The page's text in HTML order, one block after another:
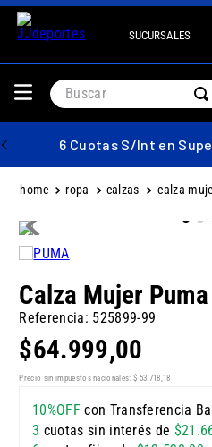
SUCURSALES
Buscar
6 Cuotas S/Int en
ropa calzas calza
Calza Mujer Puma
Referencia: 525899-99
$64.999,00
Precio sin impuestos nacionales: $ 53.718,18
10%OFFcon Transferencia
3 cuotas sin interés de $21 .